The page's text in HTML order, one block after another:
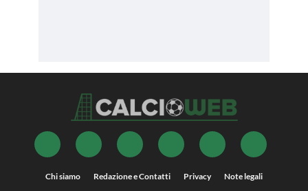
Chi siamo Redazione e Contatti Privacy Note legali